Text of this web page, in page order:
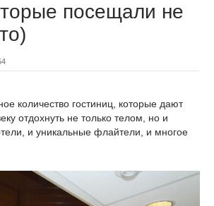
посещали не
количество гостиниц, которые дают
отдохнуть не только телом, но и
и уникальные флайтели, и многое